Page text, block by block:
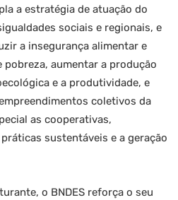
a estratégia de atuação do
sociais e regionais, e
a insegurança alimentar e
aumentar a produção
e a produtividade, e
coletivos da
as cooperativas,
sustentáveis e a geração
o BNDES reforça o seu